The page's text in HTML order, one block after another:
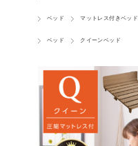
ベッド マットレス付きベッド
ベッド クイーンベッド